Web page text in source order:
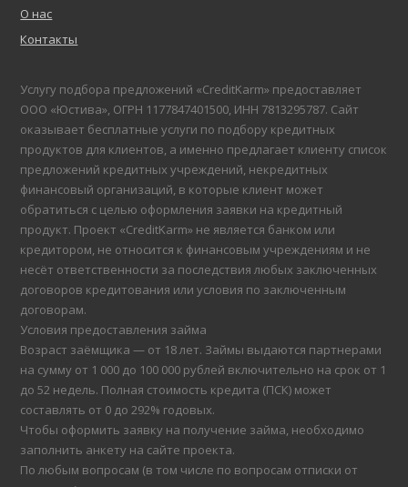
О нас
Контакты
Услугу подбора предложений «CreditKarm» предоставляет
ООО «Юстива», ОГРН 1177847401500, ИНН 7813295787. Сайт
оказывает бесплатные услуги по подбору кредитных
продуктов для клиентов, а именно предлагает клиенту список
предложений кредитных учреждений, некредитных
финансовый организаций, в которые клиент может
обратиться с целью оформления заявки на кредитный
продукт. Проект «CreditKarm» не является банком или
кредитором, не относится к финансовым учреждениям и не
несёт ответственности за последствия любых заключенных
договоров кредитования или условия по заключенным
договорам.
Условия предоставления займа
Возраст заёмщика — от 18 лет. Займы выдаются партнерами
на сумму от 1 000 до 100 000 рублей включительно на срок от 1
до 52 недель. Полная стоимость кредита (ПСК) может
составлять от 0 до 292% годовых.
Чтобы оформить заявку на получение займа, необходимо
заполнить анкету на сайте проекта.
По любым вопросам (в том числе по вопросам отписки от